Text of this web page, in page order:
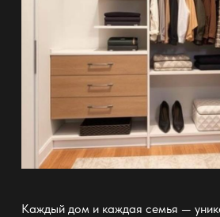
Каждый дом и каждая семья —